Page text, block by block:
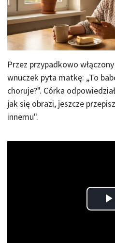
Przez przypadkowo
wnuczek pyta matkę: „To
choruje?". Córka
jak się obrazi, jeszcze
innemu".